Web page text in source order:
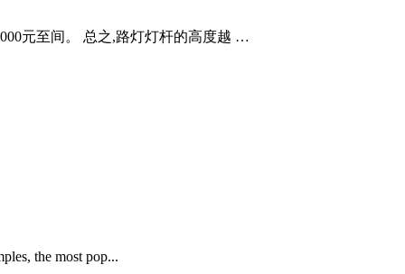
元至间。 总之,路灯灯杆的高度越 …
the most pop...